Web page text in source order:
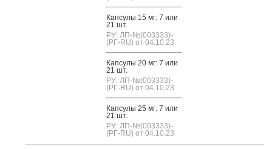
Кап­су­лы 15 мг: 7 или
21 шт.
РУ: ЛП-№(003333)-
(РГ-RU) от 04.10.23
Кап­су­лы 20 мг: 7 или
21 шт.
РУ: ЛП-№(003333)-
(РГ-RU) от 04.10.23
Кап­су­лы 25 мг: 7 или
21 шт.
РУ: ЛП-№(003333)-
(РГ-RU) от 04.10.23